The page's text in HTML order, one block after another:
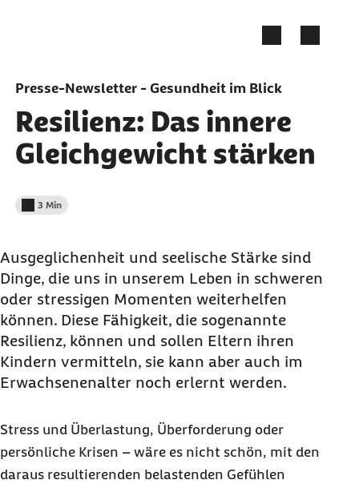
Presse-Newsletter - Gesundheit im Blick
Resilienz: Das innere
Gleichgewicht stärken
Lesedauer weniger als
3 Min
Ausgeglichenheit und seelische Stärke sind
Dinge, die uns in unserem Leben in schweren
oder stressigen Momenten weiterhelfen
können. Diese Fähigkeit, die sogenannte
Resilienz, können und sollen Eltern ihren
Kindern vermitteln, sie kann aber auch im
Erwachsenenalter noch erlernt werden.
Stress und Überlastung, Überforderung oder
persönliche Krisen – wäre es nicht schön, mit den
daraus resultierenden belastenden Gefühlen